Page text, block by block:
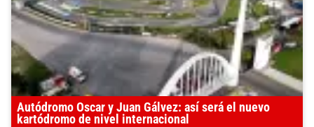
Autódromo Oscar y Juan Gálvez: así será el nuevo
kartódromo de nivel internacional